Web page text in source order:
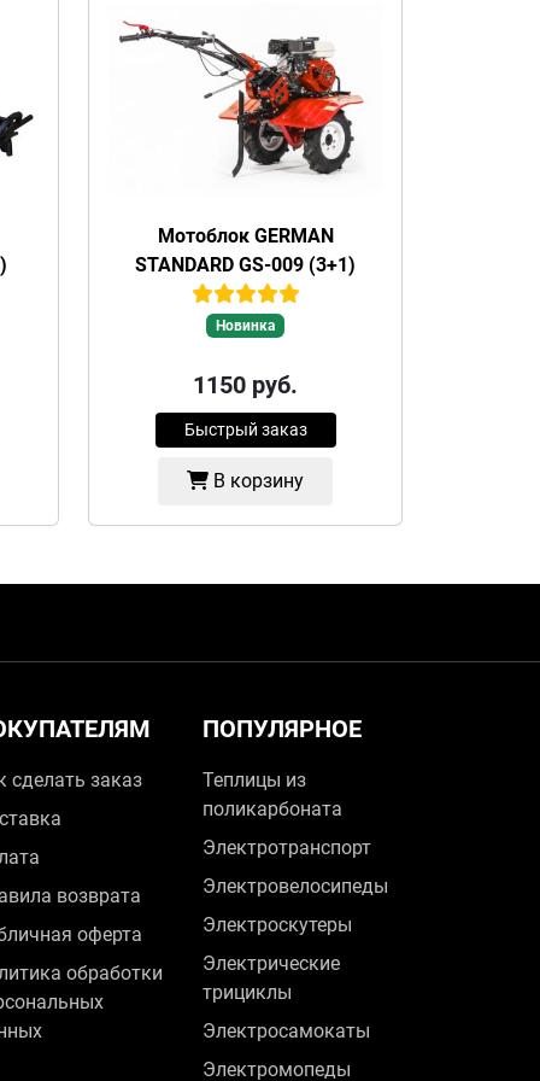
Мотоблок GERMAN
STANDARD GS-009 (3+1)
Новинка
1150 руб.
Быстрый заказ
В корзину
сделать заказ
возврата
оферта
обработки
ПОПУЛЯРНОЕ
Теплицы из
поликарбоната
Электротранспорт
Электровелосипеды
Электроскутеры
Электрические
трициклы
Электросамокаты
Электромопеды